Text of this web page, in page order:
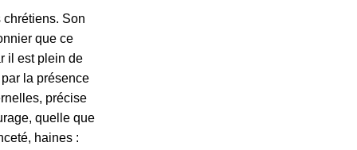
Son
que ce
il est plein de
la présence
précise
quelle que
haines :